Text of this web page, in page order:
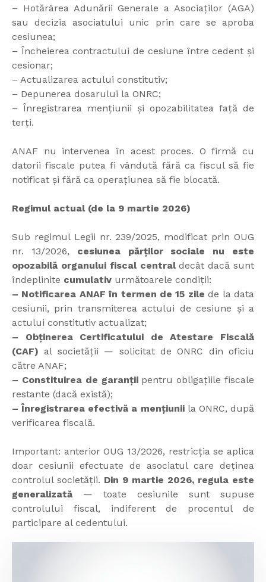
– Hotărârea Adunării Generale a Asociaților (AGA)
sau decizia asociatului unic prin care se aproba
cesiunea;
– Încheierea contractului de cesiune între cedent și
cesionar;
– Actualizarea actului constitutiv;
– Depunerea dosarului la ONRC;
– Înregistrarea mențiunii și opozabilitatea față de
terți.
ANAF nu intervenea în acest proces. O firmă cu
datorii fiscale putea fi vândută fără ca fiscul să fie
notificat și fără ca operațiunea să fie blocată.
Regimul actual (de la 9 martie 2026)
Sub regimul Legii nr. 239/2025, modificat prin OUG
nr. 13/2026, cesiunea părților sociale nu este
opozabilă organului fiscal centraldecât dacă sunt
îndeplinite cumulativ următoarele condiții:
– Notificarea ANAF în termen de 15 zile de la data
cesiunii, prin transmiterea actului de cesiune și a
actului constitutiv actualizat;
– Obținerea Certificatului de Atestare Fiscală
(CAF) al societății — solicitat de ONRC din oficiu
către ANAF;
– Constituirea de garanțiipentru obligațiile fiscale
restante (dacă există);
– Înregistrarea efectivă a mențiuniila ONRC, după
verificarea fiscală.
Important: anterior OUG 13/2026, restricția se aplica
doar cesiunii efectuate de asociatul care deținea
controlul societății. Din 9 martie 2026, regula este
generalizată — toate cesiunile sunt supuse
controlului fiscal, indiferent de procentul de
participare al cedentului.